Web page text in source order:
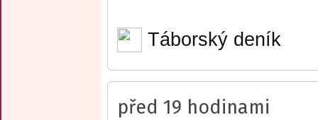
Táborský deník
před 19 hodinami